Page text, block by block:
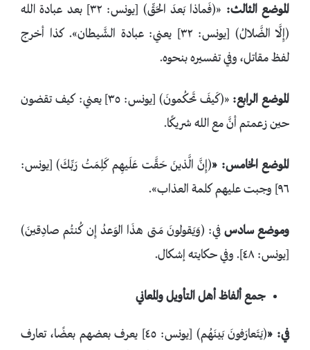
الموضع الثالث:
«﴿فَماذا بَعدَ الحَقِّ﴾ [يونس: ٣٢] بعد عبادة الله
﴿إِلَّا الضَّلالُ﴾ [يونس: ٣٢] يعني: عبادة الشَّيطان». كذا أخرج
لفظ مقاتل، وفي تفسيره بنحوه.
الموضع الرابع:
«﴿كَيفَ تَحكُمونَ﴾ [يونس: ٣٥] يعني: ‌كيف ‌تقضون
‌حين ‌زعمتم أنَّ مع الله شريكًا.
الموضع الخامس: «﴿إِنَّ الَّذينَ حَقَّت عَلَيهِم كَلِمَتُ رَبِّكَ﴾ [يونس:
٩٦] وجبت عليهم كلمة العذاب».
وموضع سادس في: ﴿وَيَقولونَ مَتى هذَا الوَعدُ إِن كُنتُم صادِقينَ﴾
[يونس: ٤٨]. وفي حكايته إشكال.
جمع ألفاظ أهل التأويل والمعاني
في: «
﴿يَتَعارَفونَ بَينَهُم﴾ [يونس: ٤٥] يعرف بعضهم بعضًا، تعارف